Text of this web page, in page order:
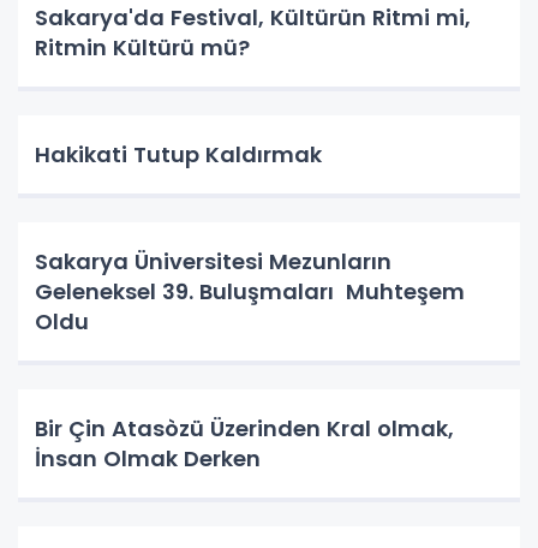
Sakarya'da Festival, Kültürün Ritmi mi,
Ritmin Kültürü mü?
Hakikati Tutup Kaldırmak
Sakarya Üniversitesi Mezunların
Geleneksel 39. Buluşmaları Muhteşem
Oldu
Bir Çin Atasòzü Üzerinden Kral olmak,
İnsan Olmak Derken